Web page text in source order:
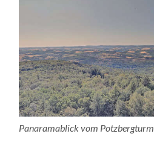
Panaramablick vom Potzbergturm